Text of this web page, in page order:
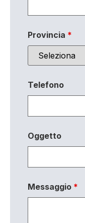
Provincia *
Telefono
Oggetto
Messaggio *